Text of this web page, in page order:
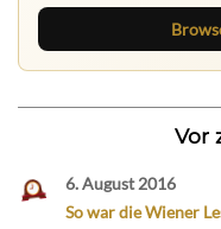
Vor
6. August 2016
So war die Wiener